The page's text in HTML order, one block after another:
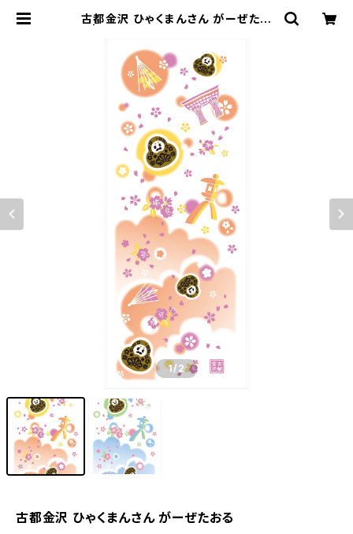
古都金沢 ひゃくまんさん がーぜたお
1/2
古都金沢 ひゃくまんさん がーぜたおる